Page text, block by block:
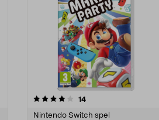
14recensioner
Nintendo Switch spel
4.5av 5 stjärnor